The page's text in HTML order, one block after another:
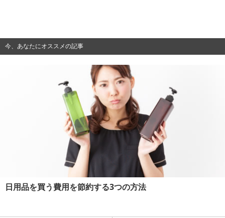
今、あなたにオススメの記事
日用品を買う費用を節約する3つの方法